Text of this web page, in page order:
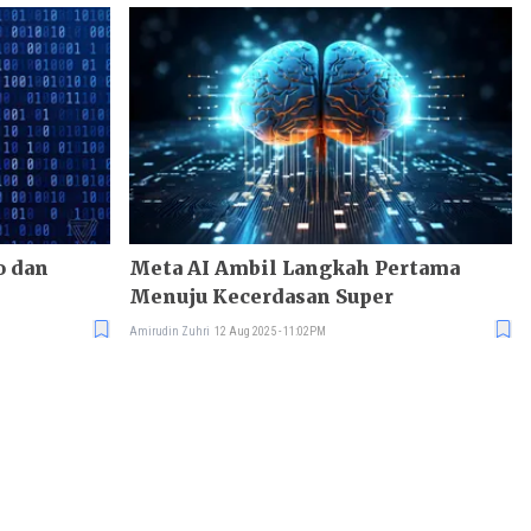
Meta AI Ambil Langkah Pertama
Menuju Kecerdasan Super
Amirudin Zuhri 12 Aug 2025 - 11:02PM